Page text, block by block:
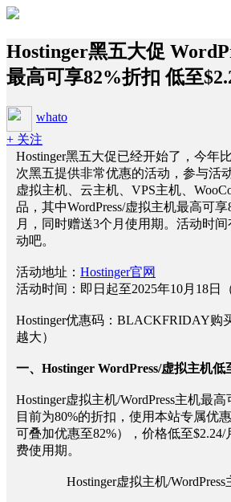
Hostinger黑五大促
最高可享82%折扣 低至
whato
+ 关注
Hostinger黑五大促已经开始了，今年
次黑五提供非常优惠的活动，参与活动
虚拟主机、云主机、VPS主机、
品，其中WordPress/虚拟主机最高可
月，同时赠送3个月使用期。活动时
动吧。
活动地址： Hostinger官网
活动时间：即日起至2025年10月18日
Hostinger优惠码：BLACKFRIDAY购
越大）
一、Hostinger WordPress/虚拟主机低
Hostinger虚拟主机/WordPress主机最
目前为80%的折扣，使用本站专属优
可叠加优惠至82%），价格低至
费使用期。
Hostinger虚拟主机/